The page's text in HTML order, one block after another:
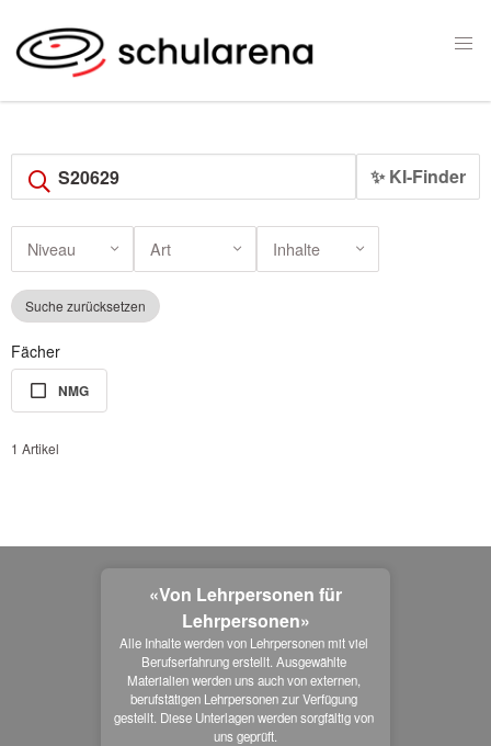
✨ KI-Finder
Niveau Art Inhalte
Suche zurücksetzen
Fächer
NMG
1 Artikel
«Von Lehrpersonen für
Lehrpersonen»
Alle Inhalte werden von Lehrpersonen mit viel
Berufserfahrung erstellt. Ausgewählte
Materialien werden uns auch von externen,
berufstätigen Lehrpersonen zur Verfügung
gestellt. Diese Unterlagen werden sorgfältig von
uns geprüft.